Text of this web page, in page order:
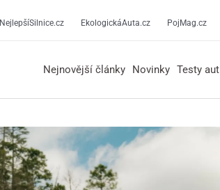
NejlepšíSilnice.cz EkologickáAuta.cz PojMag.cz
Nejnovější články Novinky Testy aut